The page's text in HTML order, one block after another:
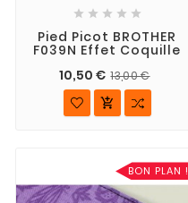
    
Pied Picot BROTHER
F039N Effet Coquille
10,50 € 13,00 €

BON PLAN !